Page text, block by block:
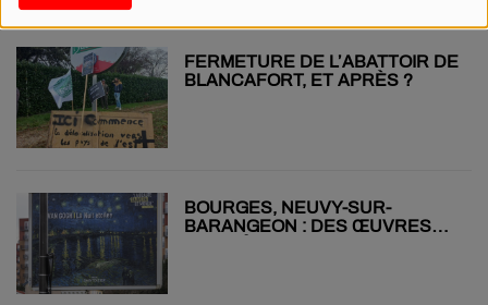
FERMETURE DE L’ABATTOIR DE
BLANCAFORT, ET APRÈS ?
BOURGES, NEUVY-SUR-
BARANGEON : DES ŒUVRES